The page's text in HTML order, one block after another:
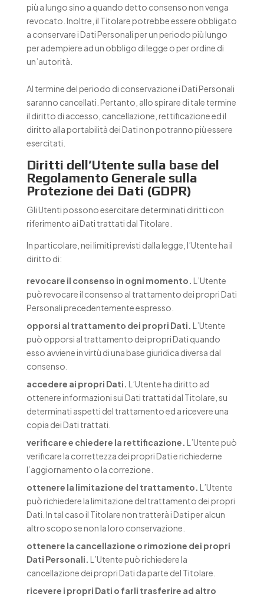
più a lungo sino a quando detto consenso non venga
revocato. Inoltre, il Titolare potrebbe essere obbligato
a conservare i Dati Personali per un periodo più lungo
per adempiere ad un obbligo di legge o per ordine di
un’autorità.
Al termine del periodo di conservazione i Dati Personali
saranno cancellati. Pertanto, allo spirare di tale termine
il diritto di accesso, cancellazione, rettificazione ed il
diritto alla portabilità dei Dati non potranno più essere
esercitati.
Diritti dell’Utente sulla base del
Regolamento Generale sulla
Protezione dei Dati (GDPR)
Gli Utenti possono esercitare determinati diritti con
riferimento ai Dati trattati dal Titolare.
In particolare, nei limiti previsti dalla legge, l’Utente ha il
diritto di:
revocare il consenso in ogni momento. L’Utente
può revocare il consenso al trattamento dei propri Dati
Personali precedentemente espresso.
opporsi al trattamento dei propri Dati. L’Utente
può opporsi al trattamento dei propri Dati quando
esso avviene in virtù di una base giuridica diversa dal
consenso.
accedere ai propri Dati. L’Utente ha diritto ad
ottenere informazioni sui Dati trattati dal Titolare, su
determinati aspetti del trattamento ed a ricevere una
copia dei Dati trattati.
verificare e chiedere la rettificazione. L’Utente può
verificare la correttezza dei propri Dati e richiederne
l’aggiornamento o la correzione.
ottenere la limitazione del trattamento. L’Utente
può richiedere la limitazione del trattamento dei propri
Dati. In tal caso il Titolare non tratterà i Dati per alcun
altro scopo se non la loro conservazione.
ottenere la cancellazione o rimozione dei propri
Dati Personali. L’Utente può richiedere la
cancellazione dei propri Dati da parte del Titolare.
ricevere i propri Dati o farli trasferire ad altro